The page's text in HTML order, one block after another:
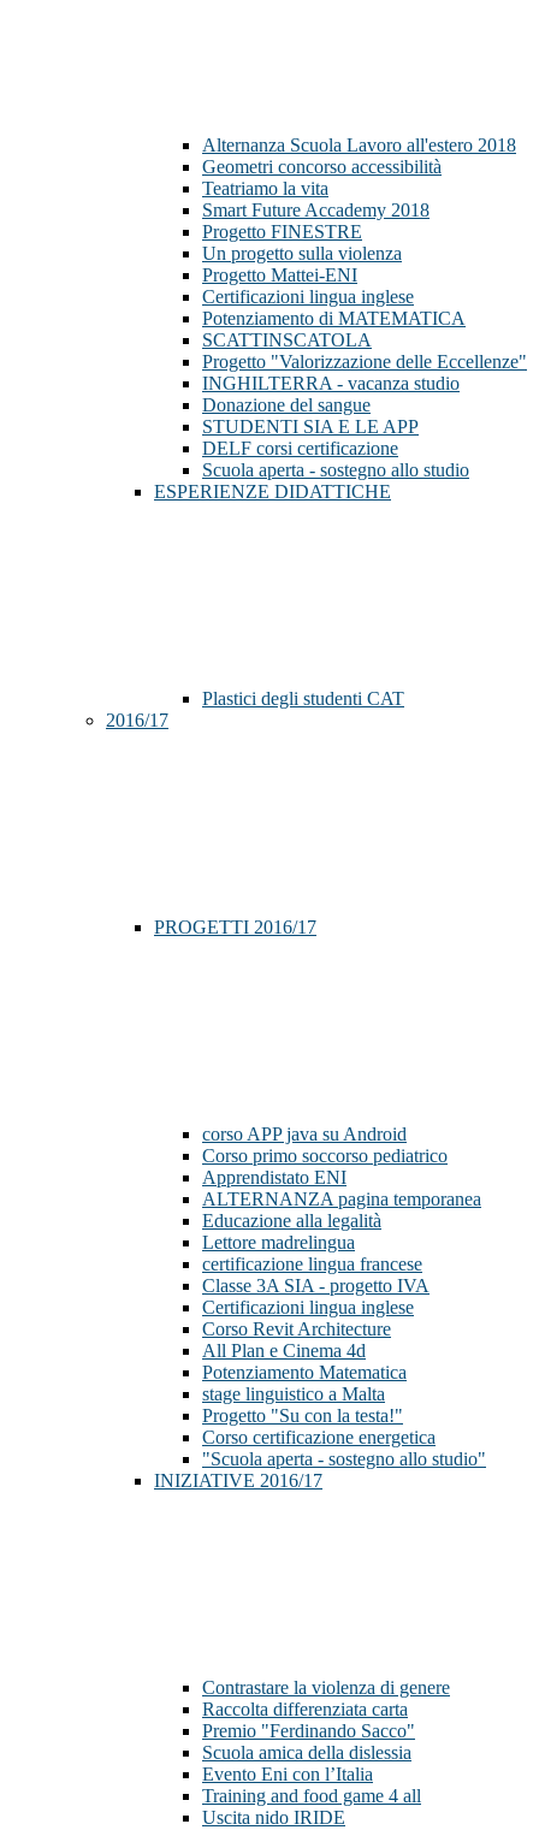
Alternanza Scuola Lavoro all'estero 2018
Geometri concorso accessibilità
Teatriamo la vita
Smart Future Accademy 2018
Progetto FINESTRE
Un progetto sulla violenza
Progetto Mattei-ENI
Certificazioni lingua inglese
Potenziamento di MATEMATICA
SCATTINSCATOLA
Progetto "Valorizzazione delle Eccellenze"
INGHILTERRA - vacanza studio
Donazione del sangue
STUDENTI SIA E LE APP
DELF corsi certificazione
Scuola aperta - sostegno allo studio
ESPERIENZE DIDATTICHE
Plastici degli studenti CAT
2016/17
PROGETTI 2016/17
corso APP java su Android
Corso primo soccorso pediatrico
Apprendistato ENI
ALTERNANZA pagina temporanea
Educazione alla legalità
Lettore madrelingua
certificazione lingua francese
Classe 3A SIA - progetto IVA
Certificazioni lingua inglese
Corso Revit Architecture
All Plan e Cinema 4d
Potenziamento Matematica
stage linguistico a Malta
Progetto "Su con la testa!"
Corso certificazione energetica
"Scuola aperta - sostegno allo studio"
INIZIATIVE 2016/17
Contrastare la violenza di genere
Raccolta differenziata carta
Premio "Ferdinando Sacco"
Scuola amica della dislessia
Evento Eni con l’Italia
Training and food game 4 all
Uscita nido IRIDE